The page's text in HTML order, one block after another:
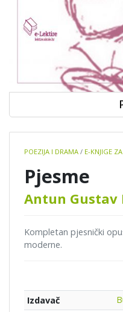
details
POEZIJA I DRAMA / E-KNJIGE
Pjesme
Antun Gustav
Kompletan pjesnički
moderne.
Izdavač